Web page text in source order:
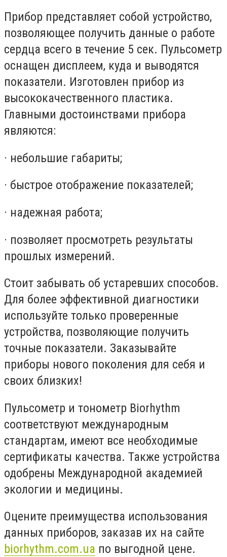
Прибор представляет собой устройство,
позволяющее получить данные о работе
сердца всего в течение 5 сек. Пульсометр
оснащен дисплеем, куда и выводятся
показатели. Изготовлен прибор из
высококачественного пластика.
Главными достоинствами прибора
являются:
· небольшие габариты;
· быстрое отображение показателей;
· надежная работа;
· позволяет просмотреть результаты
прошлых измерений.
Стоит забывать об устаревших способов.
Для более эффективной диагностики
используйте только проверенные
устройства, позволяющие получить
точные показатели. Заказывайте
приборы нового поколения для себя и
своих близких!
Пульсометр и тонометр Biorhythm
соответствуют международным
стандартам, имеют все необходимые
сертификаты качества. Также устройства
одобрены Международной академией
экологии и медицины.
Оцените преимущества использования
данных приборов, заказав их на сайте
biorhythm.com.ua по выгодной цене.